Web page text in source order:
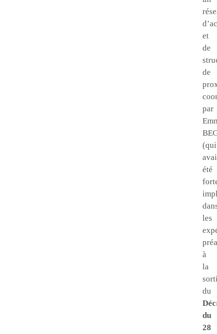
et
de
de
par
(qui
été
les
à
la
du
du
28